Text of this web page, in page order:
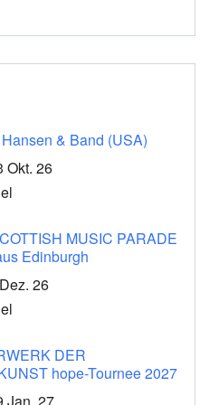
& Band (USA)
Okt. 26
MUSIC PARADE
Edinburgh
26
DER
hope-Tournee 2027